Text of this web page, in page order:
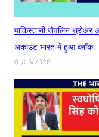
पाकिस्तानी जैवलिन
अकाउंट भारत में हुआ ब्लॉक
01/05/2025